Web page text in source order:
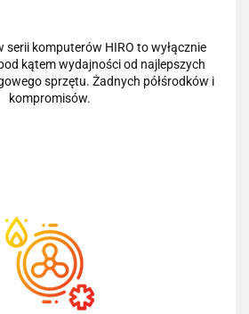
serii komputerów HIRO to wyłącznie
kątem wydajności od najlepszych
sprzętu. Żadnych półśrodków i
kompromisów.